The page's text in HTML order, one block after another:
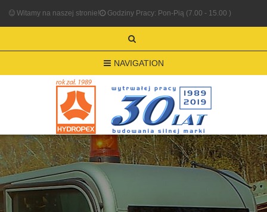
Witamy na naszej stronie! Godziny Pracy: Pon-Pią (7.00 - 15.00 )
NAVIGATION